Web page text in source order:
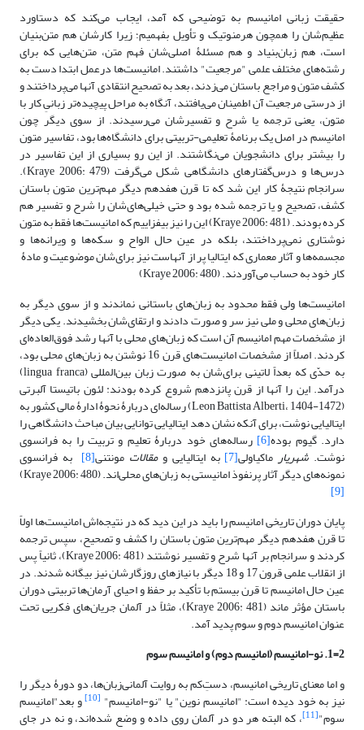
حقیقت زبانی امانیسم به توضیحی که آمد، ایجاب می‌کند که دستاورد
عظیم‌شان را همچون هرمنوتیک و تأویل بفهمیم؛ زیرا کارشان هم متن‌بنیان
است، هم زبان‌بنیاد و هم مسئلۀ اصلی‌شان فهم متن، متن‌هایی که برای
رشته‌های مختلف علمی "مرجعیت" داشتند. امانیست‌ها درعمل ابتدا دست به
کشف متون و مراجع باستان می‌زدند، بعد به تصحیح انتقادی آنها می‌پرداختند و
از درستی مرجعیت آن اطمینان می‌یافتند، آنگاه به مراحل پیچیده‌تر زبانیِ کار با
متون، یعنی ترجمه یا شرح و تفسیرشان می‌رسیدند. از سوی ‌دیگر چون
امانیسم در اصل یک برنامۀ تعلیمی-تربیتی برای دانشگاه‌ها بود، تفاسیر متون
را بیشتر برای دانشجویان می‌نگاشتند. از این رو بسیاری از این تفاسیر در
درس‌ها و درس‌گفتارهای دانشگاهی شکل می‌گرفت (Kraye 2006: 479).
سرانجام نتیجۀ کار این شد که تا قرن هفدهم دیگر مهم‌ترین متون باستان
کشف، تصحیح و یا ترجمه شده بود و حتی خیلی‌های‌شان را شرح و تفسیر هم
کرده بودند. (Kraye 2006: 481) این را نیز بیفزاییم که امانیست‌ها فقط به متون
نوشتاری نمی‌پرداختند، بلکه در عین ‌حال الواح و سکه‌ها و ویرانه‌ها و
مجسمه‌ها و آثار معماری که ایتالیا پر از آنهاست نیز برای‌شان موضوعیت و مادۀ
کار خود به حساب می‌آوردند. (Kraye 2006: 480)
امانیست‌ها ولی فقط محدود به زبان‌های باستانی نماندند و از سوی ‌دیگر به
زبان‌های محلی و ملی نیز سر و صورت دادند و ارتقای‌شان بخشیدند. یکی دیگر
از مشخصات مهم امانیسم آن است که زبان‌های محلی با آنها رشد فوق‌العاده‌ای
کردند. اصلاً از مشخصات امانیست‌های قرن 16 نوشتن به زبان‌های محلی بود،
به حدّی که بعداً لاتینی برای‌شان به صورت زبان بین‌المللی (lingua franca)
درآمد. این را آنها از قرن پانزدهم شروع کرده بودند: لئون باتیستا آلبرتی
(Leon Battista Alberti، 1404-1472) رساله‌ای دربارۀ نحوۀ ادارۀ مالی کشور به
ایتالیایی نوشت، برای آنکه نشان دهد ایتالیایی توانایی بیان مباحث دانشگاهی را
دارد. گیوم بوده[6] رساله‌های خود دربارۀ تعلیم ‌و تربیت را به فرانسوی
نوشت. شهریارماکیاولی[7] به ایتالیایی ومقالات مونتنی[8] به فرانسوی
نمونه‌های دیگر آثار پرنفوذ امانیستی به زبان‌های محلی‌اند. (Kraye 2006: 480)
[9]
پایان دوران تاریخی امانیسم را باید در این دید که در نتیجه‌اش امانیست‌ها اولاً
تا قرن هفدهم دیگر مهم‌ترین متون باستان را کشف و تصحیح، سپس ترجمه
کردند و سرانجام بر آنها شرح و تفسیر نوشتند (Kraye 2006: 481)، ثانیاً پس
از انقلاب علمی قرون 17 و 18 دیگر با نیازهای روزگارشان نیز بیگانه شدند. در
عین‌ حال امانیسم تا قرن بیستم با تأکید بر حفظ و احیای آرمان‌ها تربیتی دوران
باستان مؤثر ماند (Kraye 2006: 481)، مثلاً در آلمان جریان‌های فکریی تحت
عنوان امانیسم دوم و سوم پدید آمد.
2=1. نو-امانیسم (امانیسم دوم) و امانیسم سوم
و اما معنای تاریخی امانیسم، دستِ‌کم به روایت آلمانی‌زبان‌ها، دو دورۀ دیگر را
نیز به خود دیده است: "امانیسم نوین" یا "نو-امانیسم" [10] و بعد"امانیسم
سوم"[11] ، که البته هر دو در آلمان روی داده و وضع شده‌اند، و نه در جای